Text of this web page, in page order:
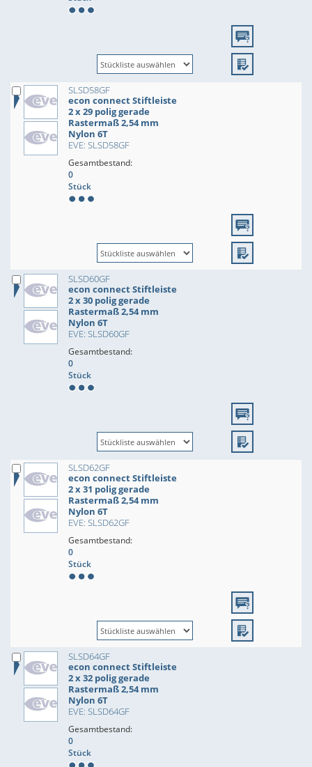
SLSD58GF
econ connect Stiftleiste
2 x 29 polig gerade
Rastermaß 2,54 mm
Nylon 6T
EVE: SLSD58GF
Gesamtbestand:
0
Stück
SLSD60GF
econ connect Stiftleiste
2 x 30 polig gerade
Rastermaß 2,54 mm
Nylon 6T
EVE: SLSD60GF
Gesamtbestand:
0
Stück
SLSD62GF
econ connect Stiftleiste
2 x 31 polig gerade
Rastermaß 2,54 mm
Nylon 6T
EVE: SLSD62GF
Gesamtbestand:
0
Stück
SLSD64GF
econ connect Stiftleiste
2 x 32 polig gerade
Rastermaß 2,54 mm
Nylon 6T
EVE: SLSD64GF
Gesamtbestand:
0
Stück